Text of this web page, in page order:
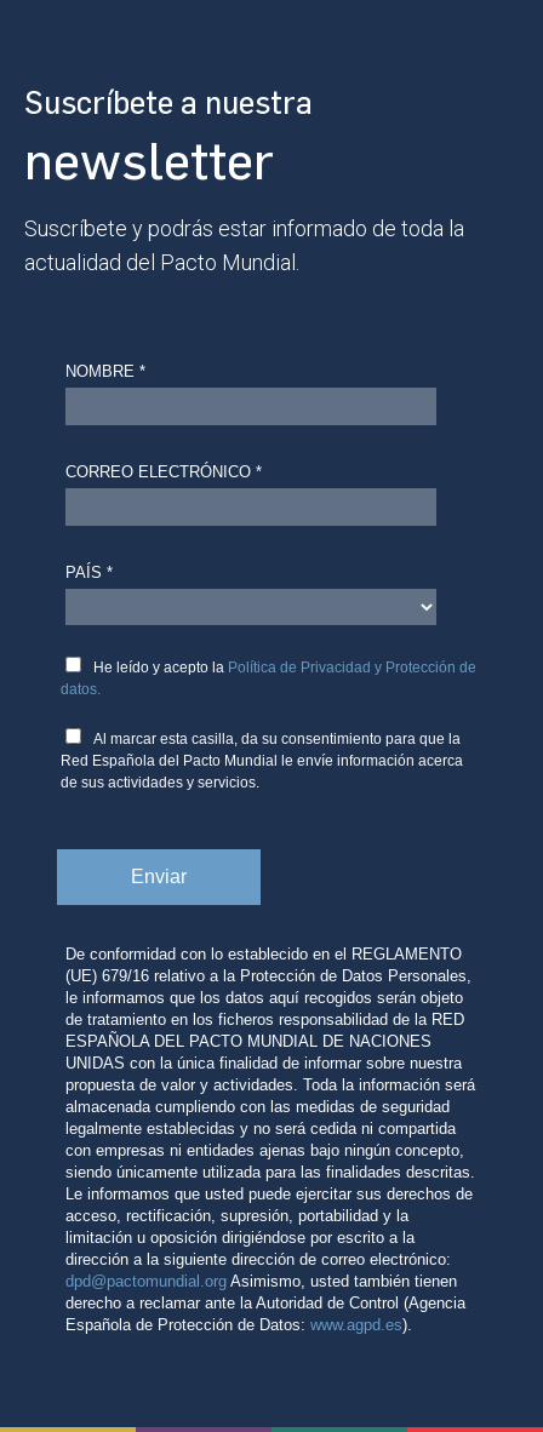
Suscríbete a nuestra
newsletter
Suscríbete y podrás estar informado de toda la
actualidad del Pacto Mundial.